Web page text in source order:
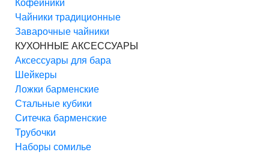
Кофейники
Чайники традиционные
Заварочные чайники
КУХОННЫЕ АКСЕССУАРЫ
Аксессуары для бара
Шейкеры
Ложки барменские
Стальные кубики
Ситечка барменские
Трубочки
Наборы сомилье